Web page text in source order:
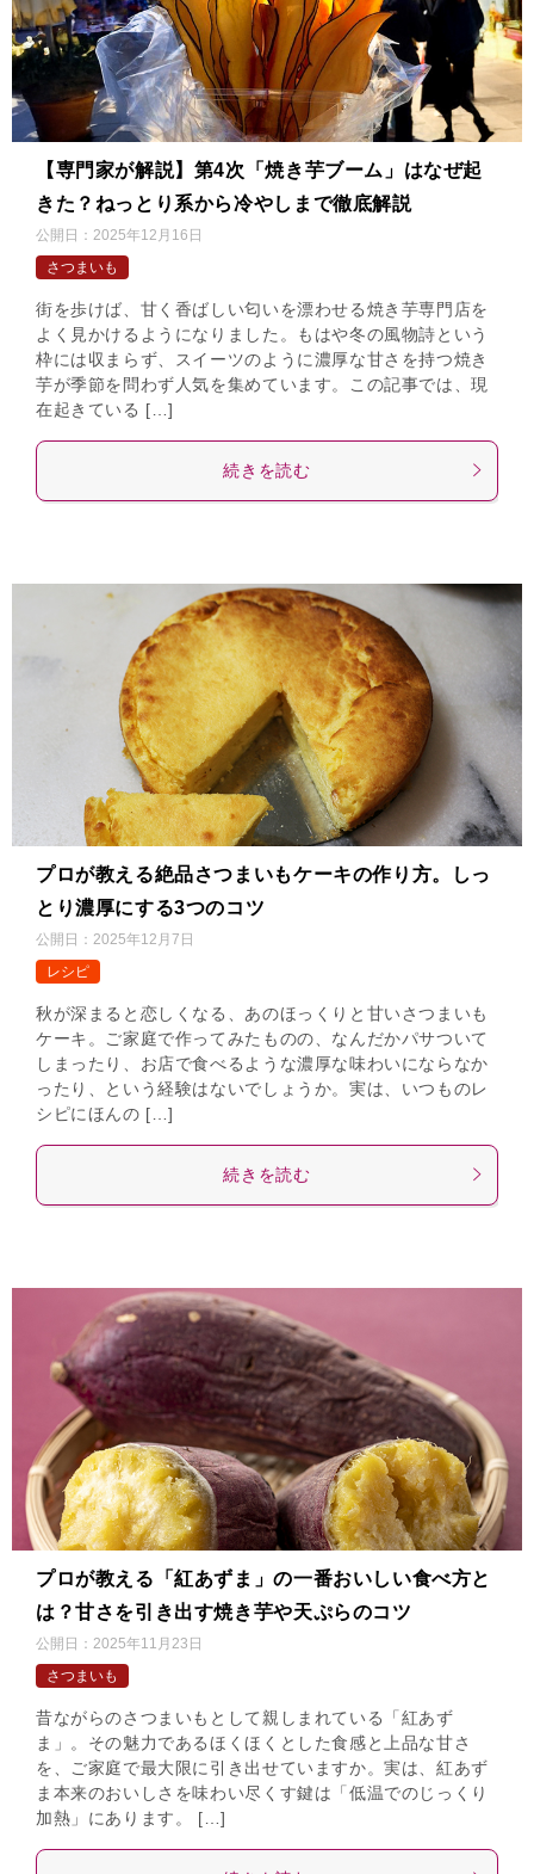
【専門家が解説】第4次「焼き芋ブーム」はなぜ起
きた？ねっとり系から冷やしまで徹底解説
公開日： 2025年12月16日
さつまいも
街を歩けば、甘く香ばしい匂いを漂わせる焼き芋専門店を
よく見かけるようになりました。もはや冬の風物詩という
枠には収まらず、スイーツのように濃厚な甘さを持つ焼き
芋が季節を問わず人気を集めています。この記事では、現
在起きている […]
続きを読む
プロが教える絶品さつまいもケーキの作り方。しっ
とり濃厚にする3つのコツ
公開日： 2025年12月7日
レシピ
秋が深まると恋しくなる、あのほっくりと甘いさつまいも
ケーキ。ご家庭で作ってみたものの、なんだかパサついて
しまったり、お店で食べるような濃厚な味わいにならなか
ったり、という経験はないでしょうか。実は、いつものレ
シピにほんの […]
続きを読む
プロが教える「紅あずま」の一番おいしい食べ方と
は？甘さを引き出す焼き芋や天ぷらのコツ
公開日： 2025年11月23日
さつまいも
昔ながらのさつまいもとして親しまれている「紅あず
ま」。その魅力であるほくほくとした食感と上品な甘さ
を、ご家庭で最大限に引き出せていますか。実は、紅あず
ま本来のおいしさを味わい尽くす鍵は「低温でのじっくり
加熱」にあります。 […]